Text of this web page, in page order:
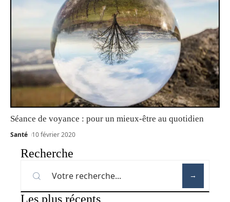
Séance de voyance : pour un mieux-être au quotidien
Santé 10 février 2020
Recherche
Les plus récents